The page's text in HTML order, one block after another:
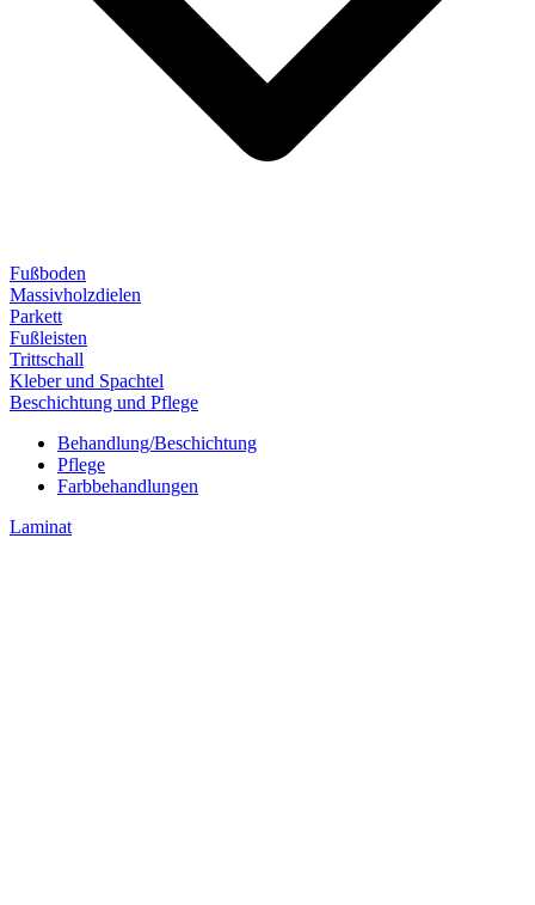
Fußboden
Massivholzdielen
Parkett
Fußleisten
Trittschall
Kleber und Spachtel
Beschichtung und Pflege
Behandlung/Beschichtung
Pflege
Farbbehandlungen
Laminat